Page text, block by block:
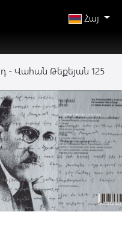
Հայ
- Վահան Թեքեյան 125